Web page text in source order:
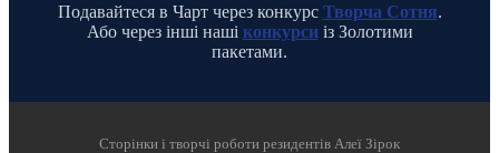
Подавайтеся в Чарт через конкурс Творча Сотня.
Або через інші наші конкурсиіз Золотими
пакетами.
Cторінки і творчі роботи резидентів Алеї Зірок